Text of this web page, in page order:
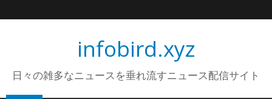
infobird.xyz
日々の雑多なニュースを垂れ流すニュース配信サイト